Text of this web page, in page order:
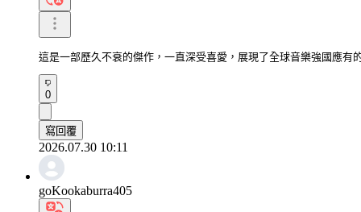
這是一部歷久不衰的傑作，一直深受喜愛，展現了全球音樂強國應有
0
寫回覆
2026.07.30 10:11
goKookaburra405